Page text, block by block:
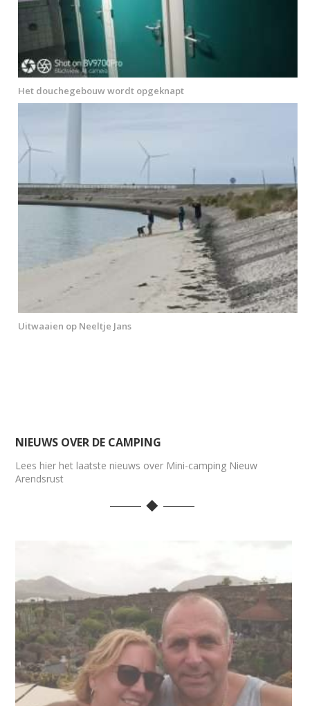
Het douchegebouw wordt opgeknapt
Uitwaaien op Neeltje Jans
NIEUWS OVER DE CAMPING
Lees hier het laatste nieuws over Mini-camping Nieuw
Arendsrust